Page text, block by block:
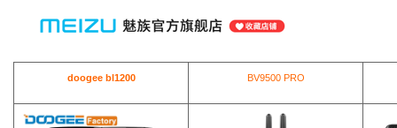
vernee
doogee bl1200 BV9500 PRO